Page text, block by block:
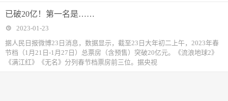
已破20亿！第一名是……
2023-01-23
据人民日报微博23日消息，数据显示，截至23日大年初二上午，2023年春
节档（1月21日-1月27日）总票房（含预售）突破20亿元。《流浪地球2》
《满江红》《无名》分列春节档票房前三位。据央视